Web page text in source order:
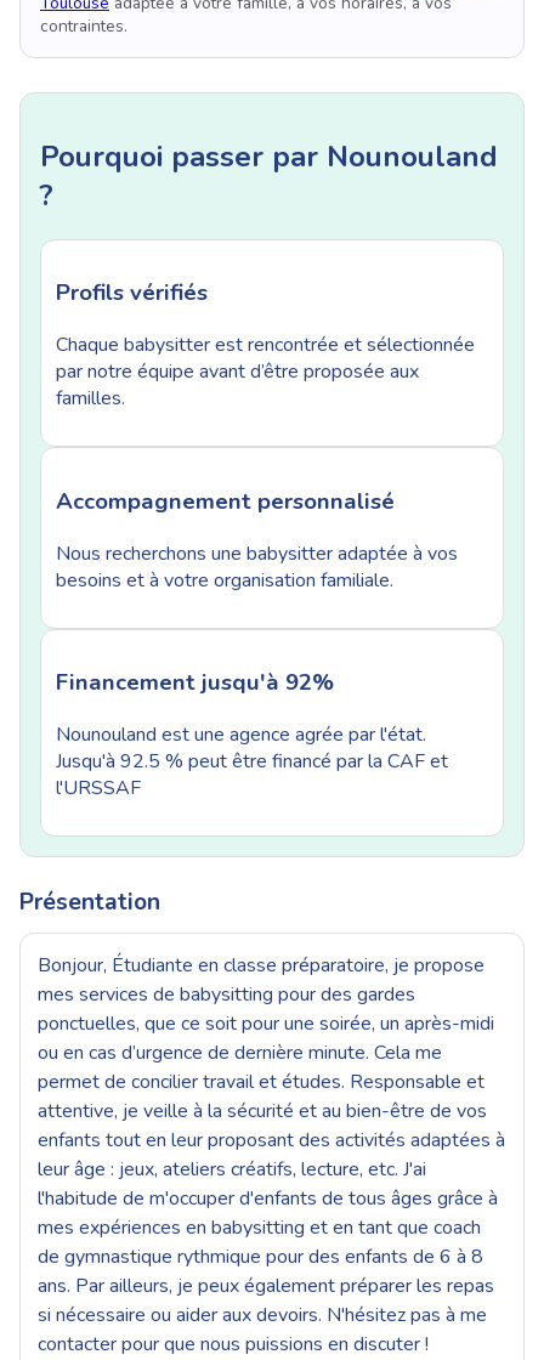
contraintes.
Pourquoi passer par Nounouland
?
Profils vérifiés
Chaque babysitter est rencontrée et sélectionnée
par notre équipe avant d’être proposée aux
familles.
Accompagnement personnalisé
Nous recherchons une babysitter adaptée à vos
besoins et à votre organisation familiale.
Financement jusqu'à 92%
Nounouland est une agence agrée par l'état.
Jusqu'à 92.5 % peut être financé par la CAF et
l'URSSAF
Présentation
Bonjour, Étudiante en classe préparatoire, je propose
mes services de babysitting pour des gardes
ponctuelles, que ce soit pour une soirée, un après-midi
ou en cas d’urgence de dernière minute. Cela me
permet de concilier travail et études. Responsable et
attentive, je veille à la sécurité et au bien-être de vos
enfants tout en leur proposant des activités adaptées à
leur âge : jeux, ateliers créatifs, lecture, etc. J'ai
l'habitude de m'occuper d'enfants de tous âges grâce à
mes expériences en babysitting et en tant que coach
de gymnastique rythmique pour des enfants de 6 à 8
ans. Par ailleurs, je peux également préparer les repas
si nécessaire ou aider aux devoirs. N'hésitez pas à me
contacter pour que nous puissions en discuter !